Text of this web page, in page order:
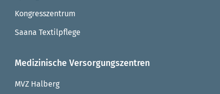
Kongresszentrum
Saana Textilpflege
Medizinische Versorgungszentren
MVZ Halberg